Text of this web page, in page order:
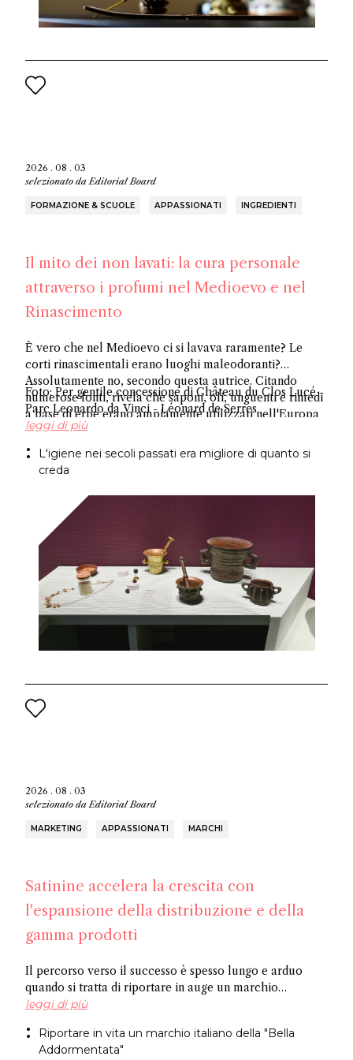
2026 . 08 . 03
selezionato daEditorial Board
FORMAZIONE & SCUOLE APPASSIONATI INGREDIENTI
Il mito dei non lavati: la cura personale
attraverso i profumi nel Medioevo e nel
Rinascimento
È vero che nel Medioevo ci si lavava raramente? Le
corti rinascimentali erano luoghi maleodoranti?
Assolutamente no, secondo questa autrice. Citando
numerose fonti, rivela che saponi, oli, unguenti e rimedi
a base di erbe erano ampiamente utilizzati nell'Europa
occidentale, sfatando l'antico mito sull'igiene.
Foto: Per gentile concessione di Château du Clos Lucé -
Parc Leonardo da Vinci - Léonard de Serres
leggi di più
L'igiene nei secoli passati era migliore di quanto si
creda
2026 . 08 . 03
selezionato daEditorial Board
MARKETING APPASSIONATI MARCHI
Satinine accelera la crescita con
l'espansione della distribuzione e della
gamma prodotti
Il percorso verso il successo è spesso lungo e arduo
quando si tratta di riportare in auge un marchio
dimenticato. Officina Satine ha radici che risalgono al
riscosso successo commerciale in Italia tra le due
guerre. Ora, un ex dirigente di Fueguia 1833 è alla guida
leggi di più
Riportare in vita un marchio italiano della "Bella
Addormentata"